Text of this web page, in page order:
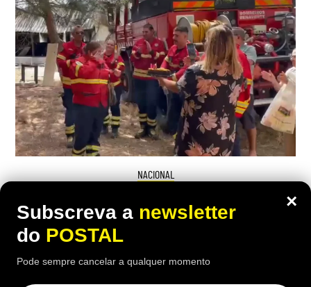
NACIONAL
“Não poderia ser de outra maneira”:
bombeira abandona o seu almoço de
anos para combater incêndio e recebe
uma surpresa
×
Subscreva a newsletter
do POSTAL
Pode sempre cancelar a qualquer momento